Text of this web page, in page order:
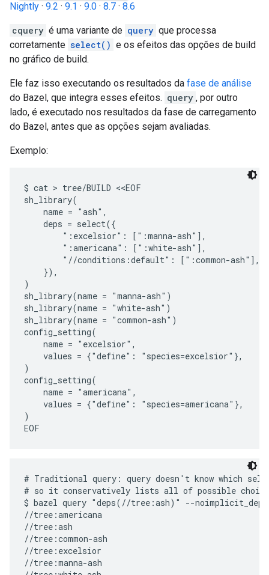
Nightly · 9.2 · 9.1 · 9.0 · 8.7 · 8.6
cquery é uma variante de query que processa
corretamente select() e os efeitos das opções de build
no gráfico de build.
Ele faz isso executando os resultados da fase de análise
do Bazel, que integra esses efeitos. query , por outro
lado, é executado nos resultados da fase de carregamento
do Bazel, antes que as opções sejam avaliadas.
Exemplo:
$ cat > tree/BUILD <<EOF
sh_library(
    name = "ash",
    deps = select({
        ":excelsior": [":manna-ash"],
        ":americana": [":white-ash"],
        "//conditions:default": [":common-ash"],
    }),
)
sh_library(name = "manna-ash")
sh_library(name = "white-ash")
sh_library(name = "common-ash")
config_setting(
    name = "excelsior",
    values = {"define": "species=excelsior"},
)
config_setting(
    name = "americana",
    values = {"define": "species=americana"},
)
# Traditional query: query doesn't know which
# so it conservatively lists all of possible
$ bazel query "deps(//tree:ash)" --noimplicit_deps
//tree:americana
//tree:ash
//tree:common-ash
//tree:excelsior
//tree:manna-ash